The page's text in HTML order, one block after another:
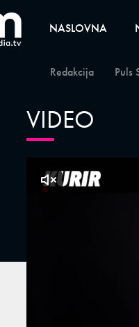
NASLOVNA
Redakcija Puls
VIDEO